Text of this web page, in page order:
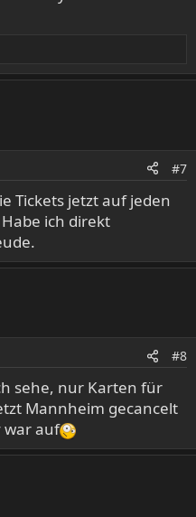
#7
Tickets jetzt auf jeden
ich direkt
#8
sehe, nur Karten für
Mannheim gecancelt
war auf